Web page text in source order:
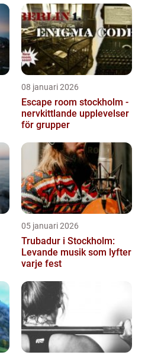
08 januari 2026
Escape room stockholm -
nervkittlande upplevelser
för grupper
05 januari 2026
Trubadur i Stockholm:
Levande musik som lyfter
varje fest